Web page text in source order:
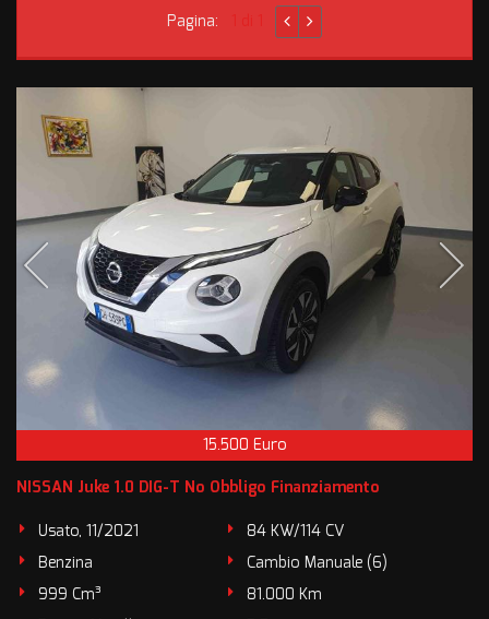
Pagina:
15.500 Euro
NISSAN Juke 1.0 DIG-T No Obbligo Finanziamento
Usato, 11/2021
84 KW/114 CV
Benzina
Cambio Manuale (6)
999 Cm³
81.000 Km